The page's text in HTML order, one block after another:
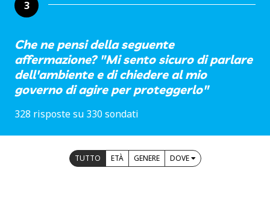
3
Che ne pensi della seguente
affermazione? "Mi sento sicuro di parlare
dell'ambiente e di chiedere al mio
governo di agire per proteggerlo"
328 risposte su 330 sondati
TUTTO ETÀ GENERE DOVE